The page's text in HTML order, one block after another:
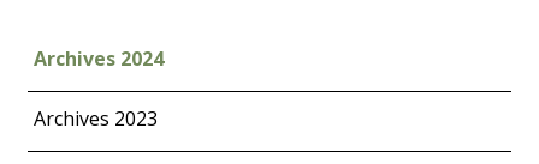
Archives 2024
Archives 2023